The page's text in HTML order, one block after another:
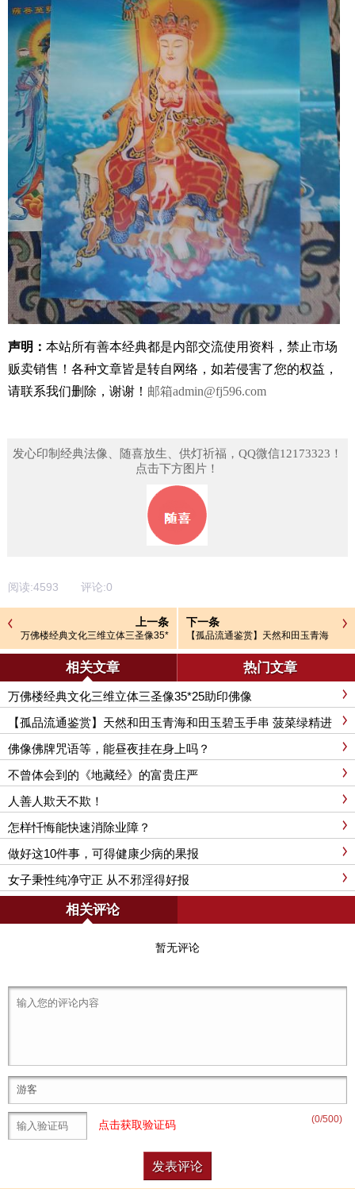
声明： 本站所有善本经典都是内部交流使用资料，禁止市场
贩卖销售！ 各种文章皆是转自网络，如若侵害了您的权益，
请联系我们删除，谢谢！ 邮箱admin@fj596.com
发心印制经典法像、随喜放生、供灯祈福，QQ微信12173323！
点击下方图片！
阅读:4593 评论:0
上一条
万佛楼经典文化三维立体三圣像35*
下一条
【孤品流通鉴赏】天然和田玉青海
佛楼经典文化
相关文章 热门文章
万佛楼经典文化三维立体三圣像35*25助印佛像
【孤品流通鉴赏】天然和田玉青海和田玉碧玉手串 菠菜绿精进
修行 万佛楼经典文化
佛像佛牌咒语等，能昼夜挂在身上吗？
不曾体会到的《地藏经》的富贵庄严
人善人欺天不欺！
怎样忏悔能快速消除业障？
做好这10件事，可得健康少病的果报
女子秉性纯净守正 从不邪淫得好报
相关评论
暂无评论
(0/500)
点击获取验证码